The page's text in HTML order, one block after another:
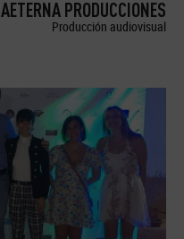
AETERNA PRODUCCIONES
Producción audiovisual